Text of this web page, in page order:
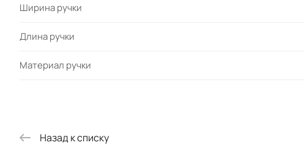
Ширина ручки
Длина ручки
Материал ручки
Назад к списку